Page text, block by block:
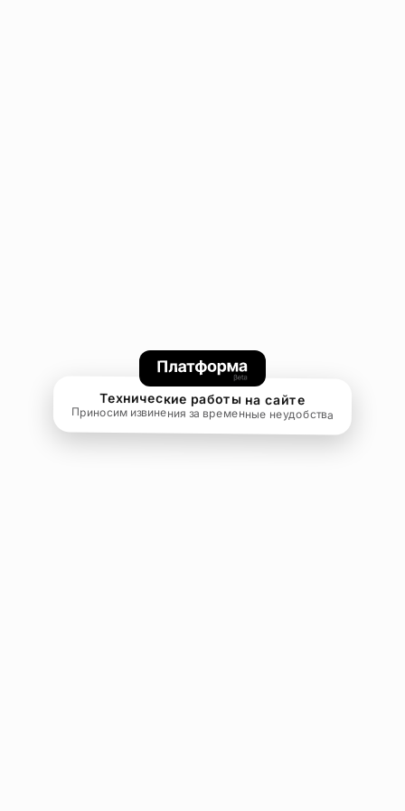
Технические работы на сайте
Приносим извинения за временные неудобства